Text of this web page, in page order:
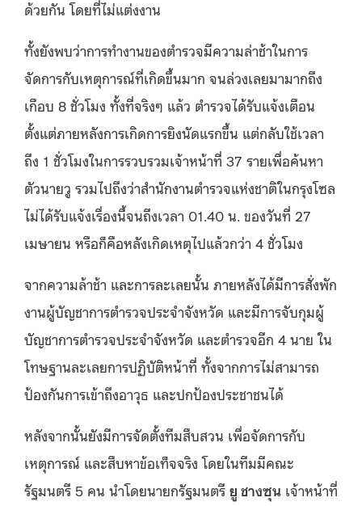
ด้วยกัน โดยที่ไม่แต่งงาน
ทั้งยังพบว่าการทำงานของตำรวจมีความล่าช้าในการ
จัดการกับเหตุการณ์ที่เกิดขึ้นมาก จนล่วงเลยมามากถึง
เกือบ 8 ชั่วโมง ทั้งที่จริงๆ แล้ว ตำรวจได้รับแจ้งเตือน
ตั้งแต่ภายหลังการเกิดการยิงนัดแรกขึ้น แต่กลับใช้เวลา
ถึง 1 ชั่วโมงในการรวบรวมเจ้าหน้าที่ 37 รายเพื่อค้นหา
ตัวนายวู รวมไปถึงว่าสำนักงานตำรวจแห่งชาติในกรุงโซล
ไม่ได้รับแจ้งเรื่องนี้จนถึงเวลา 01.40 น. ของวันที่ 27
เมษายน หรือก็คือหลังเกิดเหตุไปแล้วกว่า 4 ชั่วโมง
จากความล้าช้า และการละเลยนั้น ภายหลังได้มีการสั่งพัก
งานผู้บัญชาการตำรวจประจำจังหวัด และมีการจับกุมผู้
บัญชาการตำรวจประจำจังหวัด และตำรวจอีก 4 นาย ใน
โทษฐานละเลยการปฏิบัติหน้าที่ ทั้งจากการไม่สามารถ
ป้องกันการเข้าถึงอาวุธ และปกป้องประชาชนได้
หลังจากนั้นยังมีการจัดตั้งทีมสืบสวน เพื่อจัดการกับ
เหตุการณ์ และสืบหาข้อเท็จจริง โดยในทีมมีคณะ
รัฐมนตรี 5 คน นำโดยนายกรัฐมนตรี ยู ชางซุน เจ้าหน้าที่